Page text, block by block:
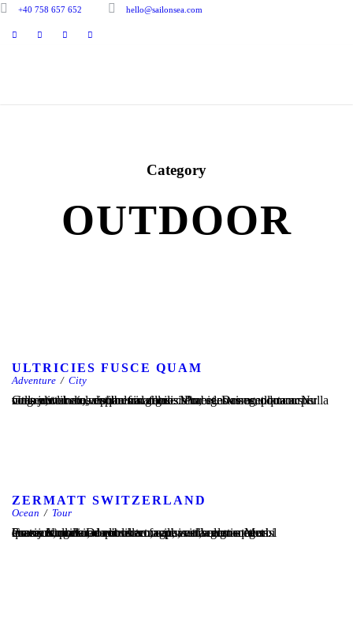
+40 758 657 652 hello@sailonsea.com
Category
OUTDOOR
ULTRICIES FUSCE QUAM
Adventure / City
Cras justo odio, dapibus ac facilisis in, egestas eget quam. Nulla vitae elit libero, a pharetra augue. Morbi leo risus, porta ac consectetur ac, vestibulum at eros. Praesent commodo cursus magna, vel scelerisque nisl consectetur et. Donec ullamcorper nulla non metus auctor fringilla.
ZERMATT SWITZERLAND
Ocean / Tour
Cras justo odio, dapibus ac facilisis in, egestas eget quam. Nulla vitae elit libero, a pharetra augue. Morbi leo risus, porta ac consectetur ac, vestibulum at eros. Praesent commodo cursus magna, vel scelerisque nisl consectetur et. Donec ullamcorper nulla non metus auctor fringilla.